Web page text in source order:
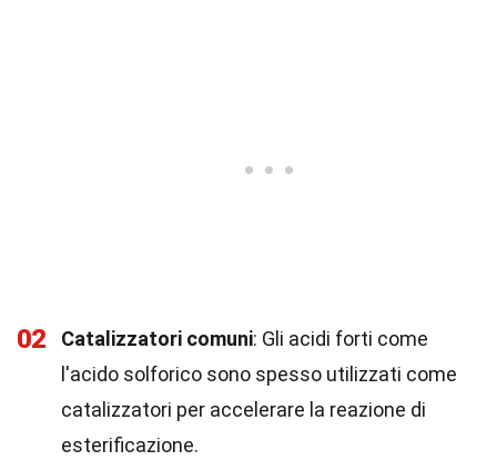
02 Catalizzatori comuni: Gli acidi forti come
l'acido solforico sono spesso utilizzati come
catalizzatori per accelerare la reazione di
esterificazione.